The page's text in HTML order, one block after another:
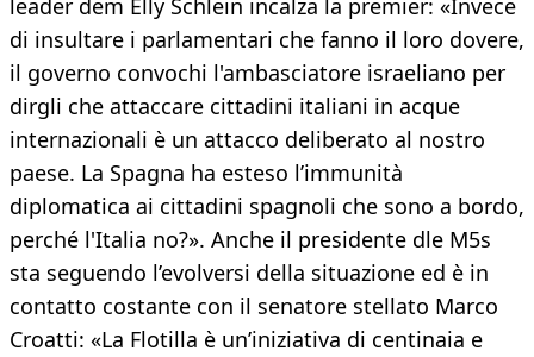
leader dem Elly Schlein incalza la premier: «Invece
di insultare i parlamentari che fanno il loro dovere,
il governo convochi l'ambasciatore israeliano per
dirgli che attaccare cittadini italiani in acque
internazionali è un attacco deliberato al nostro
paese. La Spagna ha esteso l’immunità
diplomatica ai cittadini spagnoli che sono a bordo,
perché l'Italia no?». Anche il presidente dle M5s
sta seguendo l’evolversi della situazione ed è in
contatto costante con il senatore stellato Marco
Croatti: «La Flotilla è un’iniziativa di centinaia e